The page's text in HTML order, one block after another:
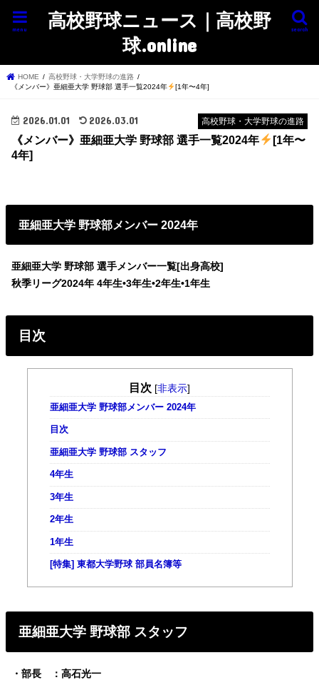
高校野球ニュース｜高校野
球.online
search
menu
HOME
高校野球・大学野球の進路
《メンバー》亜細亜大学 野球部 選手一覧2024年
[1年〜4年]
高校野球・大学野球の進路
2026.01.01 2026.03.01
《メンバー》亜細亜大学 野球部 選手一覧2024年
[1年〜
4年]
亜細亜大学 野球部メンバー 2024年
亜細亜大学 野球部 選手メンバー一覧[出身高校]
秋季リーグ2024年4年生•3年生•2年生•1年生
目次
目次 [非表示]
亜細亜大学 野球部メンバー 2024年
目次
亜細亜大学 野球部 スタッフ
4年生
3年生
2年生
1年生
[特集] 東都大学野球 部員名簿等
亜細亜大学 野球部 スタッフ
・部長 ：高石光一